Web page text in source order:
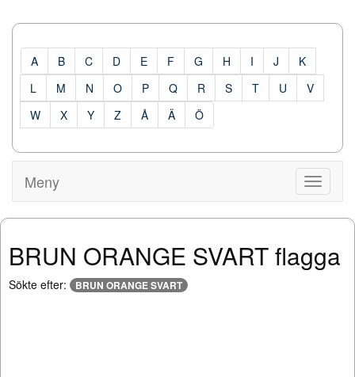
A B C D E F G H I J
K
L
M N O P Q R S T U
V
W
X Y Z Å Ä Ö
Visa
Meny
Meny
BRUN ORANGE SVART flagga
Sökte efter: BRUN ORANGE SVART